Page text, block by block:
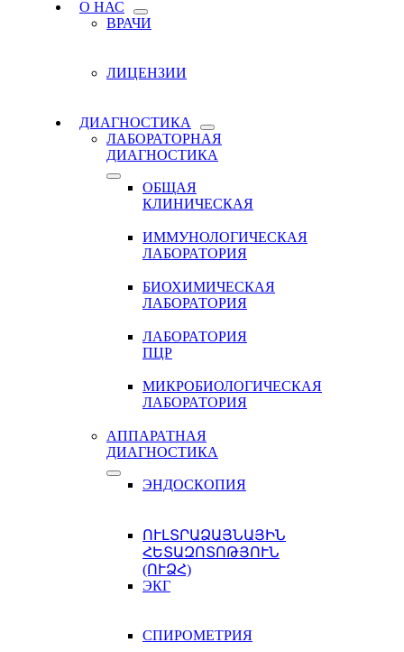
О НАС
ВРАЧИ
ЛИЦЕНЗИИ
ДИАГНОСТИКА
ЛАБОРАТОРНАЯ
ДИАГНОСТИКА
ОБЩАЯ
КЛИНИЧЕСКАЯ
ИММУНОЛОГИЧЕСКАЯ
ЛАБОРАТОРИЯ
БИОХИМИЧЕСКАЯ
ЛАБОРАТОРИЯ
ЛАБОРАТОРИЯ
ПЦР
МИКРОБИОЛОГИЧЕСКАЯ
ЛАБОРАТОРИЯ
АППАРАТНАЯ
ДИАГНОСТИКА
ЭНДОСКОПИЯ
ՈՒԼՏՐԱՁԱՅՆԱՅԻՆ
ՀԵՏԱԶՈՏՈԹՅՈՒՆ
(ՈՒՁՀ)
ЭКГ
СПИРОМЕТРИЯ